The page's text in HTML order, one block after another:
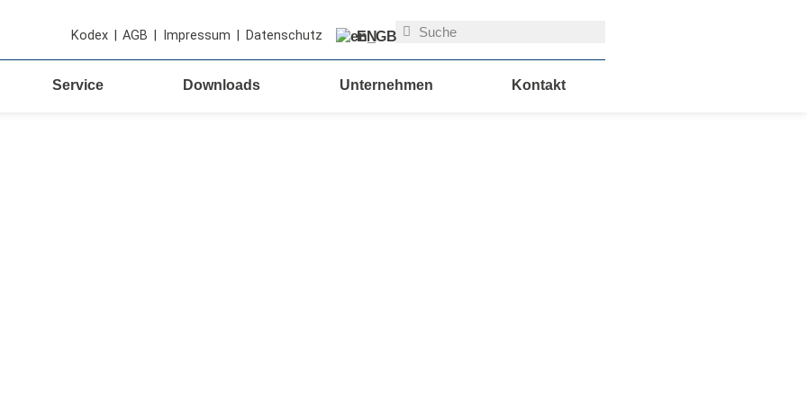
Kodex|AGB Impressum Datenschutz EN Suche
Suche
Service Downloads Unternehmen Kontakt